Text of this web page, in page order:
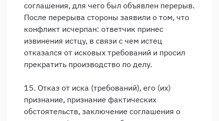
соглашения, для чего был объявлен перерыв.
После перерыва стороны заявили о том, что
конфликт исчерпан: ответчик принес
извинения истцу, в связи с чем истец
отказался от исковых требований и просил
прекратить производство по делу.
15. Отказ от иска (требований), его (их)
признание, признание фактических
обстоятельств, заключение соглашения о